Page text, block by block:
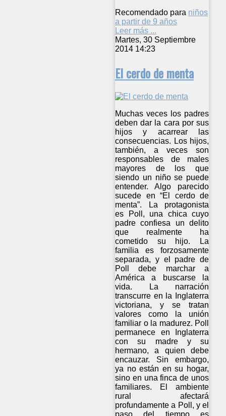
Recomendado para niños
a partir de 9 años
Leer más ...
Martes, 30 Septiembre
2014 14:23
El cerdo de menta
Muchas veces los padres
deben dar la cara por sus
hijos y acarrear las
consecuencias. Los hijos,
también, a veces son
responsables de males
mayores de los que
siendo un niño se puede
entender. Algo parecido
sucede en “El cerdo de
menta”. La protagonista
es Poll, una chica cuyo
padre confiesa un delito
que realmente ha
cometido su hijo. La
familia es forzosamente
separada, y el padre de
Poll debe marchar a
América a buscarse la
vida. La narración
transcurre en la Inglaterra
victoriana, y se tratan
valores como la unión
familiar o la madurez. Poll
permanece en Inglaterra
con su madre y su
hermano, a quien debe
encauzar. Sin embargo,
ya no están en su hogar,
sino en una finca de unos
familiares. El ambiente
rural afectará
profundamente a Poll, y el
paso del tiempo es